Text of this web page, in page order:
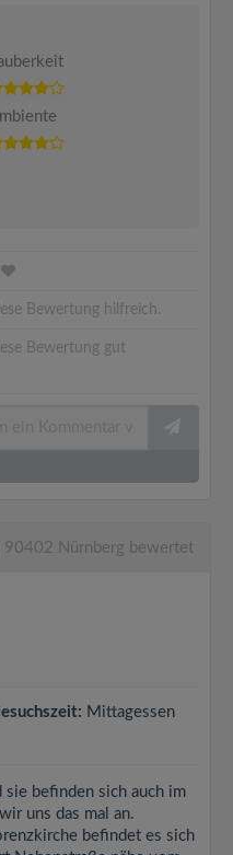
Bewertung hilfreich.
Bewertung gut
90402 Nürnberg bewertet
Mittagessen
befinden sich auch im
uns das mal an.
befindet es sich